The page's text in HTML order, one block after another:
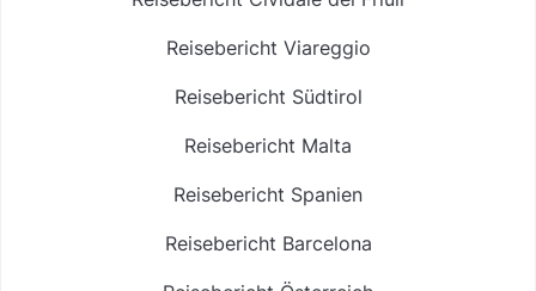
Reisebericht Viareggio
Reisebericht Südtirol
Reisebericht Malta
Reisebericht Spanien
Reisebericht Barcelona